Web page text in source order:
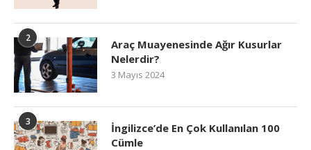
2
Araç Muayenesinde Ağır Kusurlar
Nelerdir?
3 Mayıs 2024
3
İngilizce’de En Çok Kullanılan 100
Cümle